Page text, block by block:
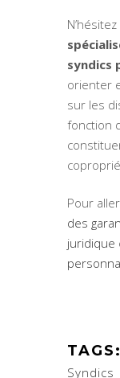
syndics
orienter
sur les
fonction
Pour
des
juridique
TAGS:
Syndics